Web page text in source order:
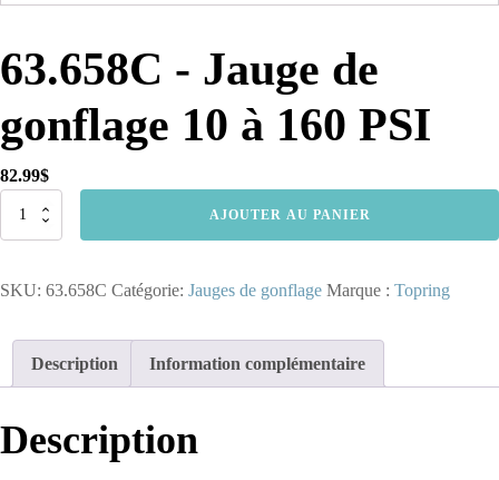
63.658C - Jauge de
gonflage 10 à 160 PSI
82.99$
quantité
Jauge
AJOUTER AU PANIER
SKU: 63.658C Catégorie: Jauges de gonflage Marque : Topring
Description Information complémentaire
Description